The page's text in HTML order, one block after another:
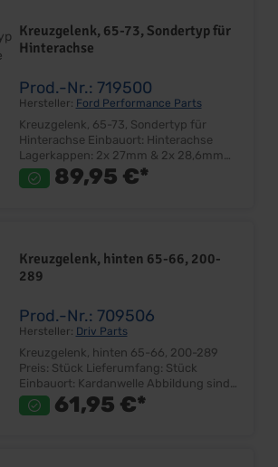
Kreuzgelenk, 65-73, Sondertyp für
Hinterachse
Prod.-Nr.: 719500
Hersteller: Ford Performance Parts
Kreuzgelenk, 65-73, Sondertyp für
Hinterachse Einbauort: Hinterachse
Lagerkappen: 2x 27mm & 2x 28,6mm
Gesamtbreite: 1x 82mm & 1x 93mm
(asymmetrisch!) Achse mit 82mm hat
Lieferumfang: Stück Einbauort:
Kardanwelle Abbildung sind
Ihre Kreuzgelenke VOR der Bestellung
ab und vergleichen Sie diese, mit denen
von uns im Katalog angegebenen
Abmessungen. Den Seitenauszug
finden Sie in der PDF Datei.
89,95 €*
Kreuzgelenk, hinten 65-66, 200-
289
Prod.-Nr.: 709506
Hersteller: Driv Parts
Kreuzgelenk, hinten 65-66, 200-289
Preis: Stück Lieferumfang: Stück
Einbauort: Kardanwelle Abbildung sind
beispielhaft! Achtung! Bitte messen Sie
Ihre Kreuzgelenke VOR der Bestellung
61,95 €*